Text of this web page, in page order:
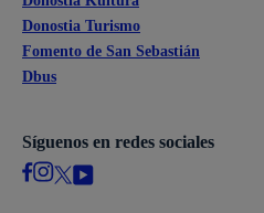
Donostia Turismo
Fomento de San Sebastián
Dbus
Síguenos en redes sociales